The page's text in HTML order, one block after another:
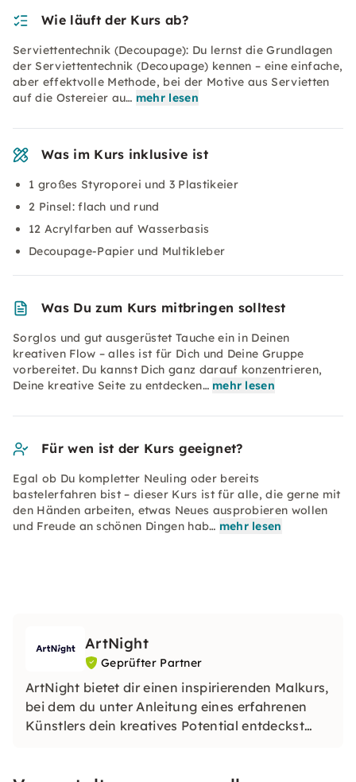
Wie läuft der Kurs ab?
Serviettentechnik (Decoupage): Du lernst die Grundlagen
der Serviettentechnik (Decoupage) kennen – eine einfache,
aber effektvolle Methode, bei der Motive aus Servietten
auf die Ostereier au… mehr lesen
Was im Kurs inklusive ist
1 großes Styroporei und 3 Plastikeier
2 Pinsel: flach und rund
12 Acrylfarben auf Wasserbasis
Decoupage-Papier und Multikleber
Was Du zum Kurs mitbringen solltest
Sorglos und gut ausgerüstet Tauche ein in Deinen
kreativen Flow – alles ist für Dich und Deine Gruppe
vorbereitet. Du kannst Dich ganz darauf konzentrieren,
Deine kreative Seite zu entdecken… mehr lesen
Für wen ist der Kurs geeignet?
Egal ob Du kompletter Neuling oder bereits
bastelerfahren bist – dieser Kurs ist für alle, die gerne mit
den Händen arbeiten, etwas Neues ausprobieren wollen
und Freude an schönen Dingen hab… mehr lesen
ArtNight
Geprüfter Partner
ArtNight bietet dir einen inspirierenden Malkurs,
bei dem du unter Anleitung eines erfahrenen
Künstlers dein kreatives Potential entdeckst